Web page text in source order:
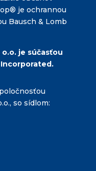
je ochrannou
Bausch & Lomb
je súčasťou
so sídlom: